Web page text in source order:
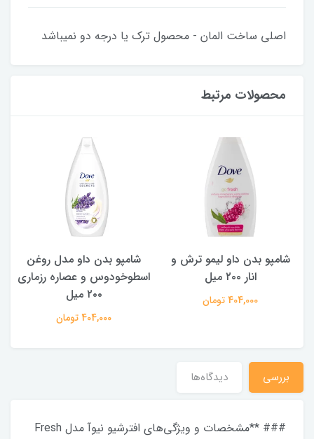
اصلی ساخت المان - محصول ترک یا درجه دو نمیباشد
محصولات مرتبط
بدن داو لیمو ترش و
شامپو بدن ‌داو مدل روغن
اسطوخودوس و عصاره رزماری
شامپو
چای
بررسی دیدگاه‌ها
### **مشخصات و ویژگی‌های افترشیو نیوآ مدل Fresh